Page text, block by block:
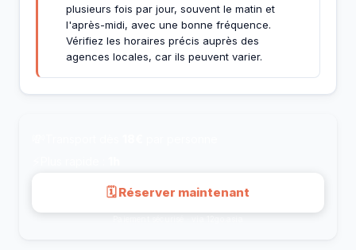
plusieurs fois par jour, souvent le matin et
l'après-midi, avec une bonne fréquence.
Vérifiez les horaires précis auprès des
agences locales, car ils peuvent varier.
🗓 Réserver maintenant